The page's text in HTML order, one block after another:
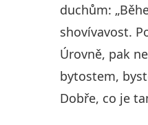
duchům:
shovívavost.
Úrovně, pak
bytostem,
Dobře, co je